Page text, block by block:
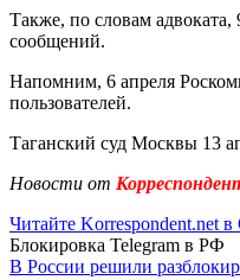
Также, по словам
сообщений.
Напомним, 6 апреля
пользователей.
Таганский суд Москвы 13
Новости от
Читайте Korrespondent.net
Блокировка Telegram в РФ
В России решили